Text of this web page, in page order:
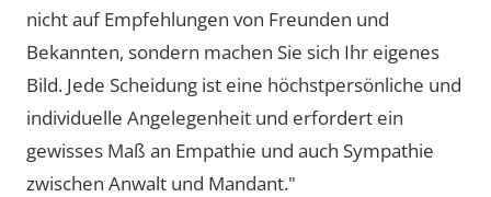
nicht auf Empfehlungen von Freunden und
Bekannten, sondern machen Sie sich Ihr eigenes
Bild. Jede Scheidung ist eine höchstpersönliche und
individuelle Angelegenheit und erfordert ein
gewisses Maß an Empathie und auch Sympathie
zwischen Anwalt und Mandant."